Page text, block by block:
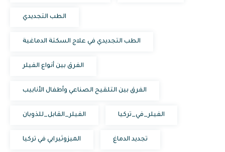
الطب التجديدي
الطب التجديدي في علاج السكتة الدماغية
الفرق بين أنواع الفيلر
الفرق بين التلقيح الصناعي وأطفال الأنابيب
الفيلر_القابل_للذوبان الفيلر_في_تركيا
الميزوثيرابي في تركيا تجديد الدماغ